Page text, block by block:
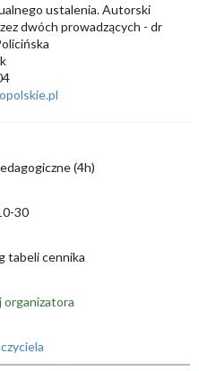
ustalenia. Autorski
dwóch prowadzących - dr
(4h)
30
tabeli cennika
organizatora